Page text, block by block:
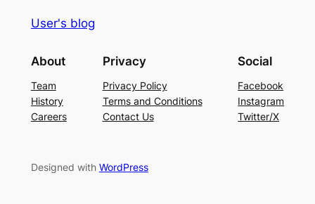
User's blog
About
Team
History
Careers
Privacy
Privacy Policy
Terms and Conditions
Contact Us
Social
Facebook
Instagram
Twitter/X
Designed with WordPress